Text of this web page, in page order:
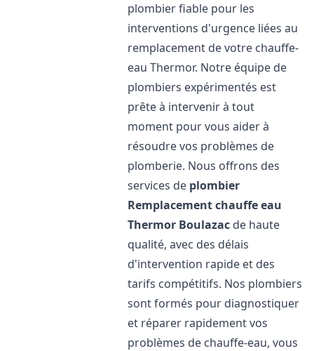
plombier fiable pour les
interventions d'urgence liées au
remplacement de votre chauffe-
eau Thermor. Notre équipe de
plombiers expérimentés est
prête à intervenir à tout
moment pour vous aider à
résoudre vos problèmes de
plomberie. Nous offrons des
services de plombier
Remplacement chauffe eau
Thermor Boulazac de haute
qualité, avec des délais
d'intervention rapide et des
tarifs compétitifs. Nos plombiers
sont formés pour diagnostiquer
et réparer rapidement vos
problèmes de chauffe-eau, vous